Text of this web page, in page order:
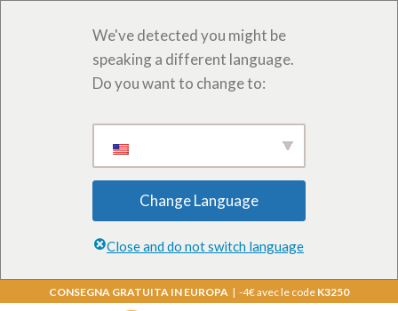
We've detected you might be
speaking a different language.
Do you want to change to:
Change Language
Close and do not switch language
CONSEGNA GRATUITA IN EUROPA | -4€ avec le code K3250